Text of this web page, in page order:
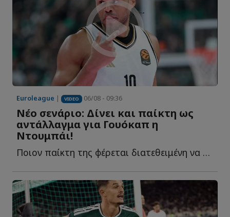
Euroleague | VIDEO 06/08 - 09:36
Νέο σενάριο: Δίνει και παίκτη ως
αντάλλαγμα για Γουόκαπ η
Ντουμπάι!
Ποιον παίκτη της φέρεται διατεθειμένη να δώσει στον Ο...